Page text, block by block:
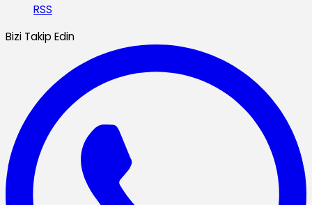
RSS
Bizi Takip Edin